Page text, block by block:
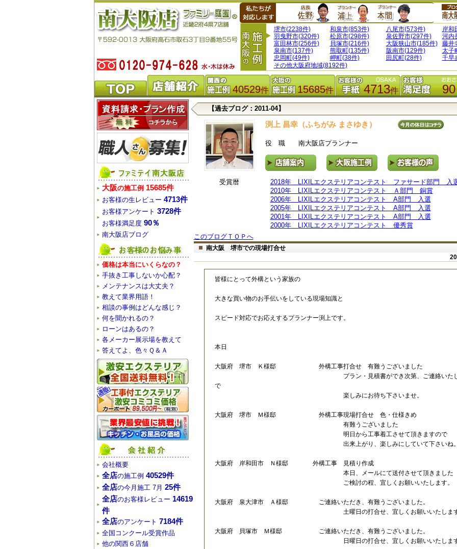
【過去ブログ：2011-04】
堺市(2238件) 和泉市(853件) 八尾市(573件) 岸和
羽曳野市(320件)
松原市(298件) 泉佐野市(297件) 河内
富田林市(256件)
貝塚市(216件) 大阪狭山市(185件) 藤井
泉南市(137件)
熊取町(135件) 阪南市(129件) 太子
忠岡町(49件)
岬町(38件) 田尻町(28件)
千早
その他大阪府地域(8192件)
40529件 15685件 4713件 90
渕上 昌幸（ふちがみ まさゆき）
役 職 南大阪店プランナー
受賞暦
2018年 LIXILエクステリアコンテスト ファサード部門 入
2010年 LIXILエクステリアコンテスト Ａ部門 銅賞
2006年 LIXILエクステリアコンテスト A部門 入選
2005年 LIXILエクステリアコンテスト A部門 入選
2001年 LIXILエクステリアコンテスト A部門 入選
2000年 LIXILエクステリアコンテスト 優秀賞
このブログＴＯＰへ
南大阪 堺市での現場打合せ
皆様にとって外構という家族の
大きな買い物のお手伝いをしている現場知識と
スピード対応でお応えするプランナー渕上です。
本日
大阪府 堺市 Ｋ様邸 外構工事打合せ 有難うございました
プラン・見積書ができ次第、ご連絡いたしま
で
楽しみにお待ち下さいませ。
大阪府 堺市 Ｍ様邸 外構工事現場打合せ 色・仕様きめ
有難うございました
明日から工事着工させて頂きますので
出来上がり、楽しみにしていて下さいね。
大阪府 岸和田市 Ｎ様邸 外構工事 見積り作成
本日、メールにて送付させて頂きました
ご検討の程、宜しくお願いいたします。
大阪府 泉大津市 Ａ様邸 ご連絡いただき、有難うございました。
土曜日の打合せ、宜しくお願いいたします
大阪府 貝塚市 Ｍ様邸 ご連絡いただき、有難うございました。
日曜日の打合せ、宜しくお願いいたします
大阪の施工例 15685件
お客様の生レビュー 4713件
お客様アンケート 3728件
お客様満足度 90％
南大阪店ブログ
価格は本当にいくらなの？
手抜き工事しないか心配？
メンテナンスは大丈夫？
教えて業界用語！
相談の事例はどんな感じ？
何を聞かれるの？
ローンはあるの？
各メーカー展示場を教えて
答えてよ、色々Ｑ＆Ａ
会社概要
全店の施工例 40529件
全店の今月施工 7月 25件
全店のお客様レビュー 14619
件
全店のアンケート 7184件
全国コンクール受賞作品
他の関西６店舗